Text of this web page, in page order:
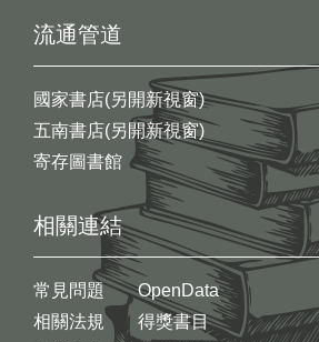
流通管道
國家書店(另開新視窗)
五南書店(另開新視窗)
寄存圖書館
相關連結
常見問題
相關法規
OpenData
得獎書目